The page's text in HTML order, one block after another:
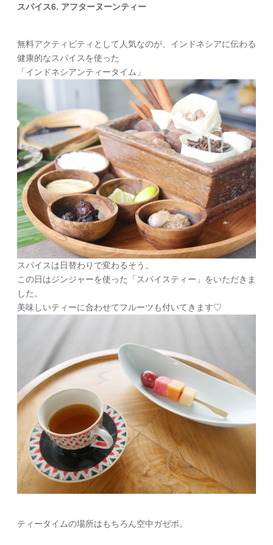
スパイス6. アフターヌーンティー
無料アクティビティとして人気なのが、インドネシアに伝わる
健康的なスパイスを使った
「インドネシアンティータイム」
スパイスは日替わりで変わるそう。
この日はジンジャーを使った「スパイスティー」をいただきま
した。
美味しいティーに合わせてフルーツも付いてきます♡
ティータイムの場所はもちろん空中ガゼボ。